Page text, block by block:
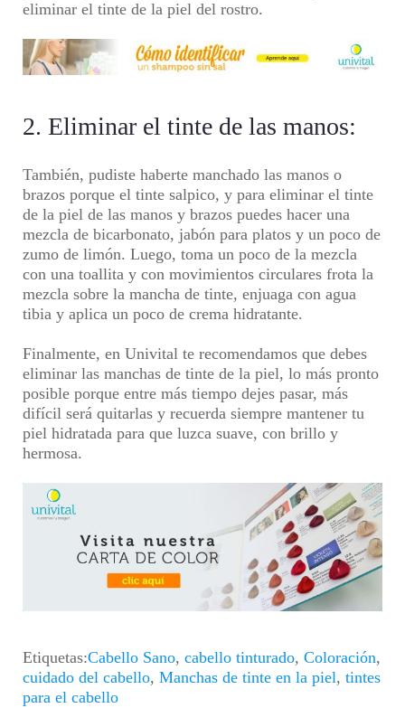
eliminar el tinte de la piel del rostro.
2. Eliminar el tinte de las manos:
También, pudiste haberte manchado las manos o
brazos porque el tinte salpico, y para eliminar el tinte
de la piel de las manos y brazos puedes hacer una
mezcla de bicarbonato, jabón para platos y un poco de
zumo de limón. Luego, toma un poco de la mezcla
con una toallita y con movimientos circulares frota la
mezcla sobre la mancha de tinte, enjuaga con agua
tibia y aplica un poco de crema hidratante.
Finalmente, en Univital te recomendamos que debes
eliminar las manchas de tinte de la piel, lo más pronto
posible porque entre más tiempo dejes pasar, más
difícil será quitarlas y recuerda siempre mantener tu
piel hidratada para que luzca suave, con brillo y
hermosa.
Etiquetas:Cabello Sano, cabello tinturado, Coloración,
cuidado del cabello, Manchas de tinte en la piel, tintes
para el cabello